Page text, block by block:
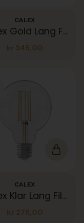
CALEX
Calex Gold Lang Filament 470lm
kr 345,00
CALEX
Calex Klar Lang Filament 470lm
kr 275,00